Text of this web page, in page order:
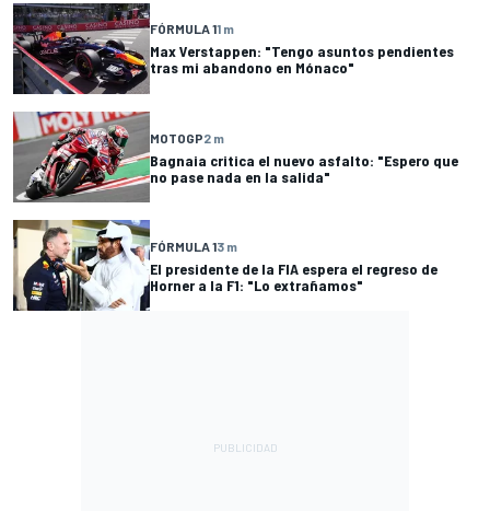
FÓRMULA 11 m
Max Verstappen: "Tengo asuntos pendientes
tras mi abandono en Mónaco"
MOTOGP2 m
Bagnaia critica el nuevo asfalto: "Espero que
no pase nada en la salida"
FÓRMULA 13 m
El presidente de la FIA espera el regreso de
Horner a la F1: "Lo extrañamos"